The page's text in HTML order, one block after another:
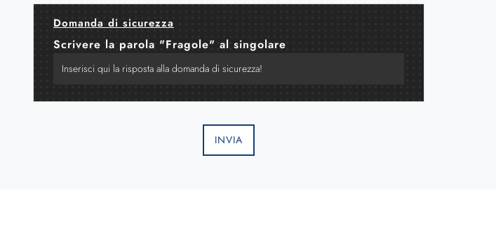
Domanda di sicurezza
Scrivere la parola "Fragole" al singolare
INVIA